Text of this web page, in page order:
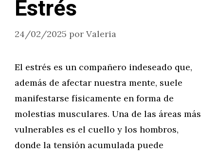
Estrés
24/02/2025 por Valeria
El estrés es un compañero indeseado que,
además de afectar nuestra mente, suele
manifestarse físicamente en forma de
molestias musculares. Una de las áreas más
vulnerables es el cuello y los hombros,
donde la tensión acumulada puede